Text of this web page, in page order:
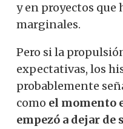
y en proyectos que
marginales.
Pero si la
expectativas, los
probablemente
como el momento
empezó a dejar